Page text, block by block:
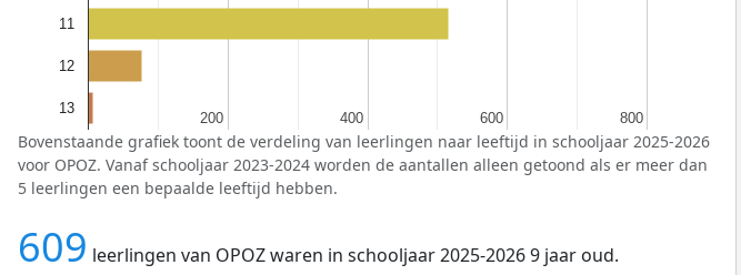
200
200 400
400 600
600 800
800
11
12
13
Bovenstaande grafiek toont de verdeling van leerlingen naar leeftijd in schooljaar 2025-2026
voor OPOZ. Vanaf schooljaar 2023-2024 worden de aantallen alleen getoond als er meer dan
5 leerlingen een bepaalde leeftijd hebben.
609 leerlingen van OPOZ waren in schooljaar 2025-2026 9 jaar oud.